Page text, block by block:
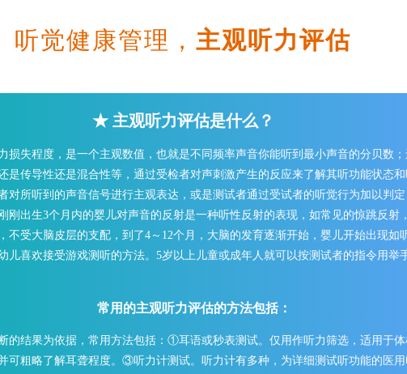
听觉健康管理， 主观听力评估
★ 主观听力评估是什么？
损失程度，是一个主观数值，也就是不同频率声音你能听到最小声音的分贝数
是传导性还是混合性等，通过受检者对声刺激产生的反应来了解其听功能状态
对所听到的声音信号进行主观表达，或是测试者通过受试者的听觉行为加以判
刚出生3个月内的婴儿对声音的反射是一种听性反射的表现，如常见的惊跳反射
不受大脑皮层的支配，到了4～12个月，大脑的发育逐渐开始，婴儿开始出现如
儿喜欢接受游戏测听的方法。5岁以上儿童或成年人就可以按测试者的指令用举
常用的主观听力评估的方法包括：
的结果为依据，常用方法包括：①耳语或秒表测试。仅用作听力筛选，适用于
可粗略了解耳聋程度。③听力计测试。听力计有多种，为详细测试听功能的医